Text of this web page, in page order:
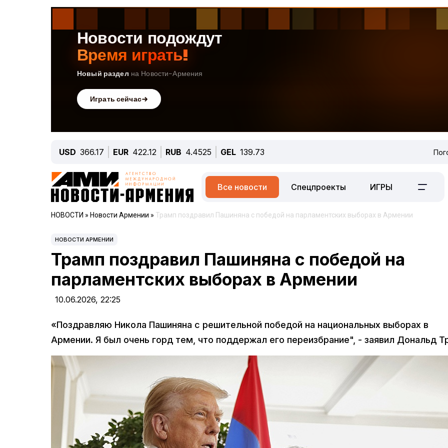
USD 366.17 EUR 422.12 RUB 4.4525 GEL 139.73
Все новости Спецпроекты ИГРЫ
НОВОСТИ » Новости Армении » Трамп поздравил Пашиняна с победой на парламентских выборах в Армении
НОВОСТИ АРМЕНИИ
Трамп поздравил Пашиняна с победой на
парламентских выборах в Армении
10.06.2026, 22:25
«Поздравляю Никола Пашиняна с решительной победой на национальных выборах в
Армении. Я был очень горд тем, что поддержал его переизбрание", - заявил Дональд